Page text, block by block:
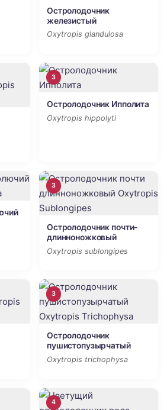
Остролодочник
железистый
Oxytropis glandulosa
3
Остролодочник Ипполита
Oxytropis hippolyti
3
Остролодочник почти-
длинноножковый
Oxytropis sublongipes
3
Остролодочник
пушистопузырчатый
Oxytropis trichophysa
4